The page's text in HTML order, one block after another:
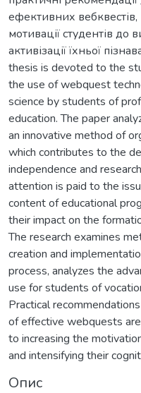
ефективних
мотивації студентів до
активізації їхньої
thesis is devoted to the
the use of webquest
science by students of
education. The paper
an innovative method of
which contributes to the
independence and
attention is paid to the
content of educational
their impact on the
The research examines
creation and
process, analyzes the
use for students of
Practical
of effective webquests
to increasing the
and intensifying their
Опис